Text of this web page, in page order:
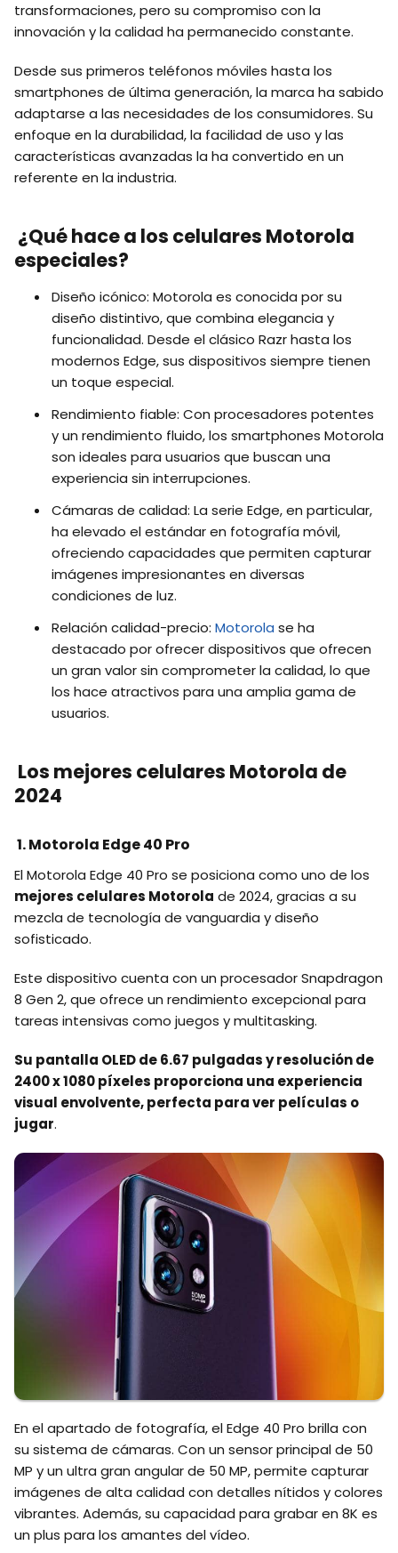
transformaciones, pero su compromiso con la
innovación y la calidad ha permanecido constante.
Desde sus primeros teléfonos móviles hasta los
smartphones de última generación, la marca ha sabido
adaptarse a las necesidades de los consumidores. Su
enfoque en la durabilidad, la facilidad de uso y las
características avanzadas la ha convertido en un
referente en la industria.
¿Qué hace a los celulares Motorola
especiales?
Diseño icónico: Motorola es conocida por su
diseño distintivo, que combina elegancia y
funcionalidad. Desde el clásico Razr hasta los
modernos Edge, sus dispositivos siempre tienen
un toque especial.
Rendimiento fiable: Con procesadores potentes
y un rendimiento fluido, los smartphones Motorola
son ideales para usuarios que buscan una
experiencia sin interrupciones.
Cámaras de calidad: La serie Edge, en particular,
ha elevado el estándar en fotografía móvil,
ofreciendo capacidades que permiten capturar
imágenes impresionantes en diversas
condiciones de luz.
Relación calidad-precio: Motorola se ha
destacado por ofrecer dispositivos que ofrecen
un gran valor sin comprometer la calidad, lo que
los hace atractivos para una amplia gama de
usuarios.
Los mejores celulares Motorola de
2024
1. Motorola Edge 40 Pro
El Motorola Edge 40 Pro se posiciona como uno de los
mejores celulares Motorola de 2024, gracias a su
mezcla de tecnología de vanguardia y diseño
sofisticado.
Este dispositivo cuenta con un procesador Snapdragon
8 Gen 2, que ofrece un rendimiento excepcional para
tareas intensivas como juegos y multitasking.
Su pantalla OLED de 6.67 pulgadas y resolución de
2400 x 1080 píxeles proporciona una experiencia
visual envolvente, perfecta para ver películas o
jugar.
En el apartado de fotografía, el Edge 40 Pro brilla con
su sistema de cámaras. Con un sensor principal de 50
MP y un ultra gran angular de 50 MP, permite capturar
imágenes de alta calidad con detalles nítidos y colores
vibrantes. Además, su capacidad para grabar en 8K es
un plus para los amantes del vídeo.